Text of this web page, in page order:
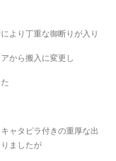
より丁重な御断りが入り
から搬入に変更し
ャタピラ付きの重厚な出
ましたが